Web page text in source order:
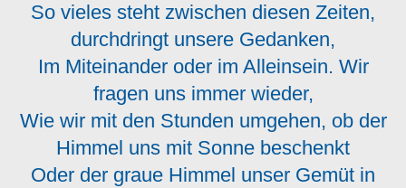
So vieles steht zwischen diesen Zeiten,
durchdringt unsere Gedanken,
Im Miteinander oder im Alleinsein. Wir
fragen uns immer wieder,
Wie wir mit den Stunden umgehen, ob der
Himmel uns mit Sonne beschenkt
Oder der graue Himmel unser Gemüt in